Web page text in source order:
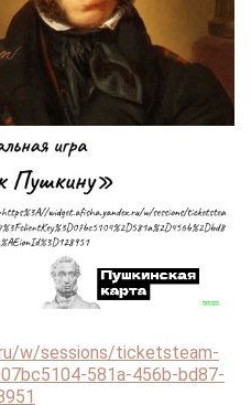
w/sessions/ticketsteam-
581a-456b-bd87-